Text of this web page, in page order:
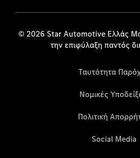
© 2026 Star Automotive Ελλάς
την επιφύλαξη παντός
Ταυτότητα
Νομικές
Πολιτική
Social Media